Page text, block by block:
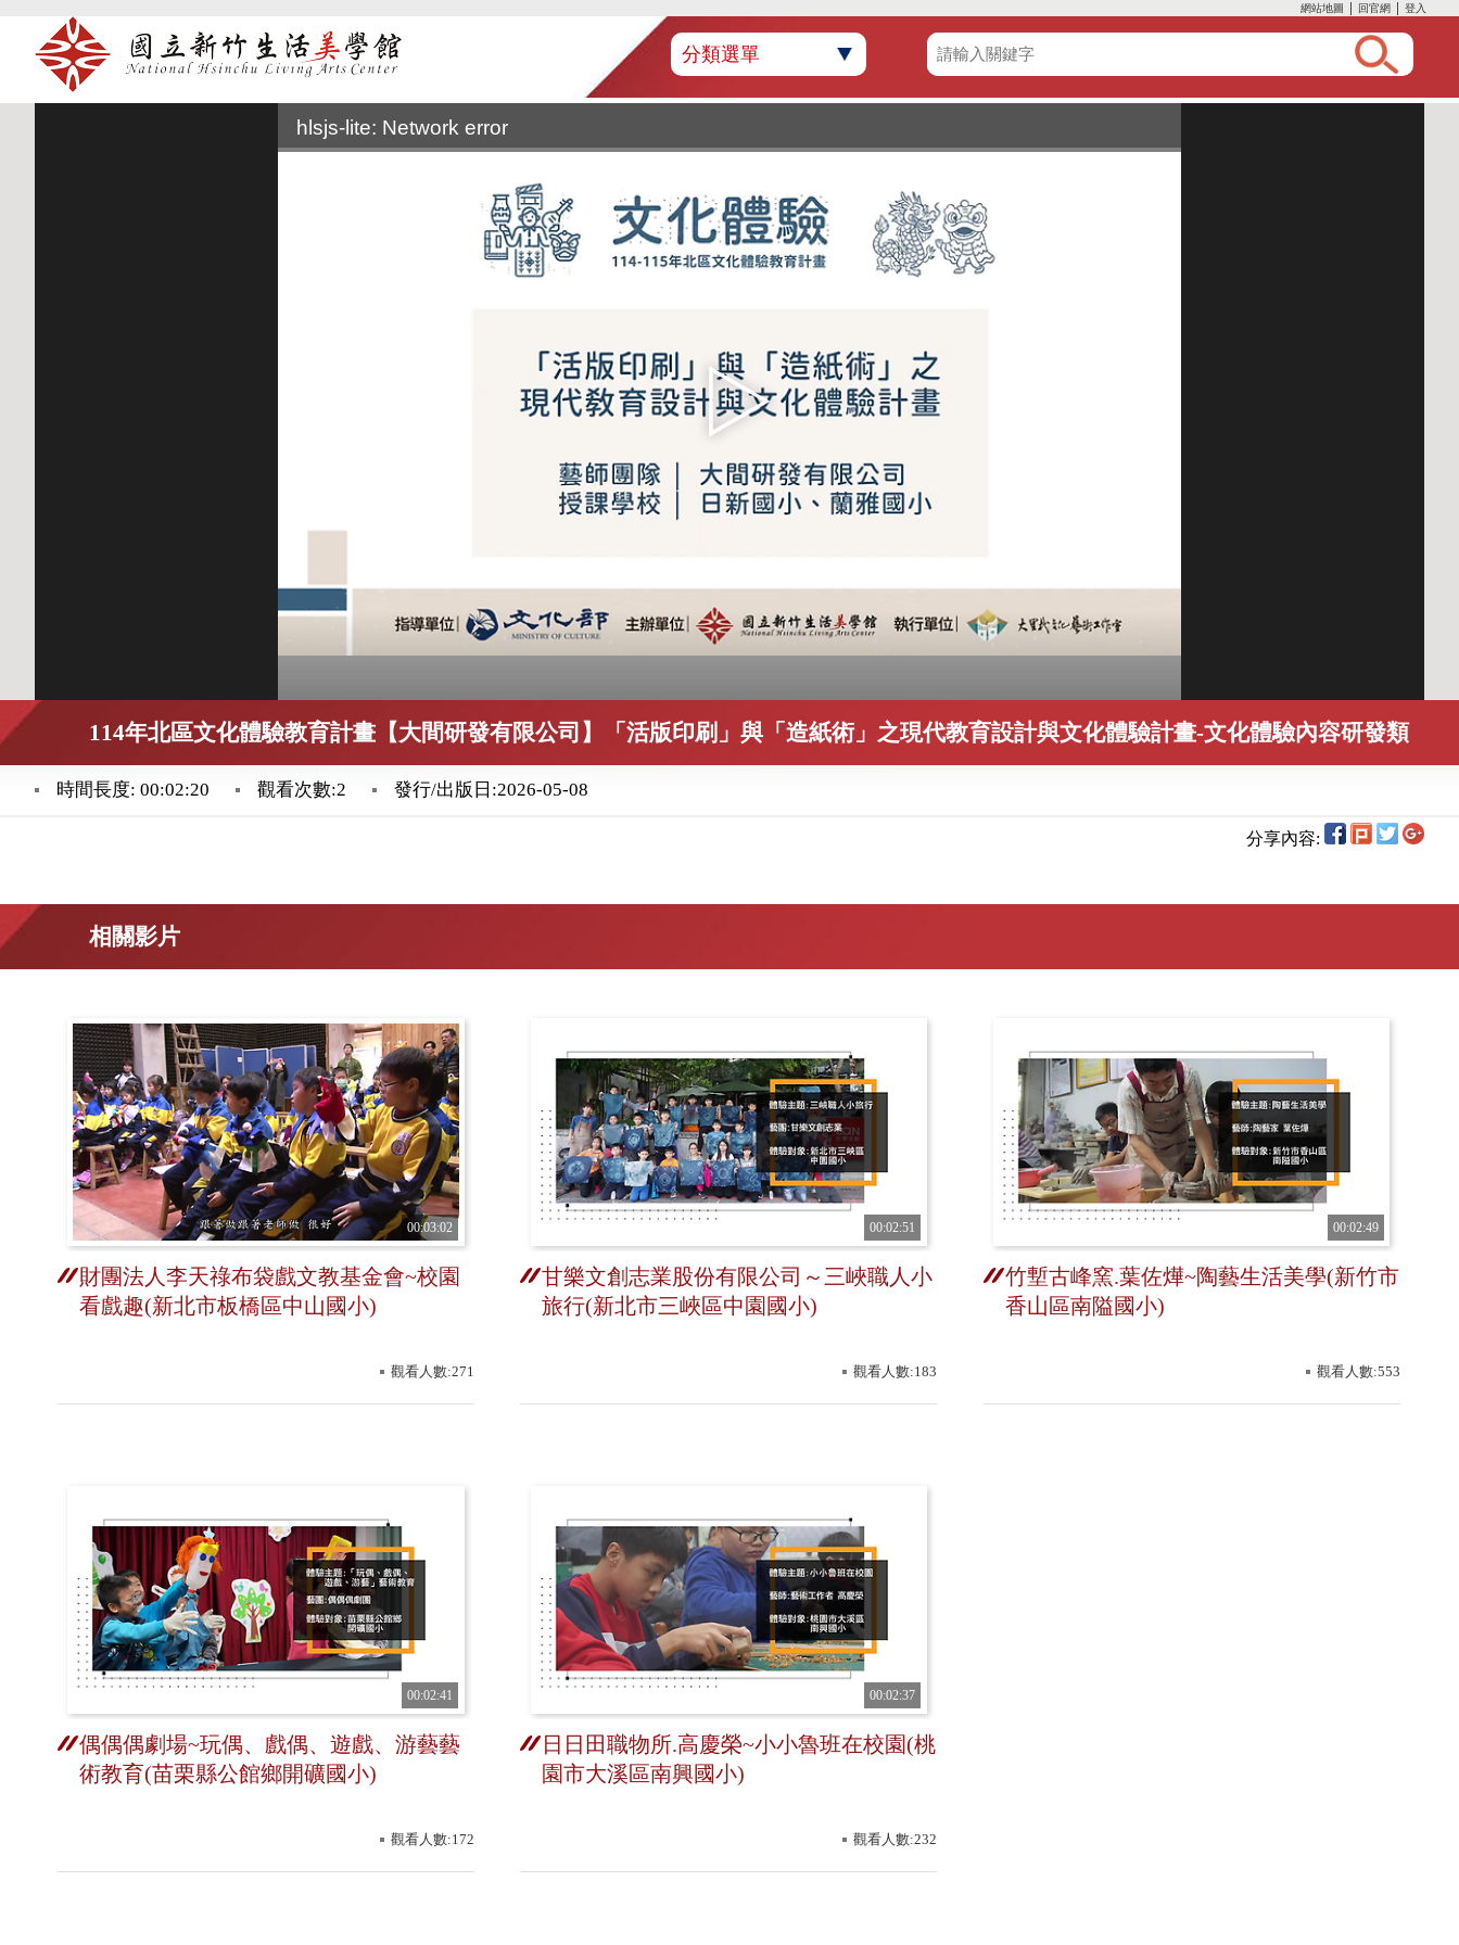
網站地圖 回官網 登入
分類選單
hlsjs-lite: Network error
114年北區文化體驗教育計畫【大間研發有限公司】「活版印刷」與「造紙術」之現代教育設計與文化體驗計畫-文化體驗內容研發類
時間長度: 00:02:20 觀看次數:2 發行/出版日:2026-05-08
分享內容:
相關影片
00:03:02
財團法人李天祿布袋戲文教基金會~校園
看戲趣(新北市板橋區中山國小)
觀看人數:271
00:02:51
甘樂文創志業股份有限公司～三峽職人小
旅行(新北市三峽區中園國小)
觀看人數:183
00:02:49
竹塹古峰窯.葉佐燁~陶藝生活美學(新竹市
香山區南隘國小)
觀看人數:553
00:02:41
偶偶偶劇場~玩偶、戲偶、遊戲、游藝藝
術教育(苗栗縣公館鄉開礦國小)
觀看人數:172
00:02:37
日日田職物所.高慶榮~小小魯班在校園(桃
園市大溪區南興國小)
觀看人數:232